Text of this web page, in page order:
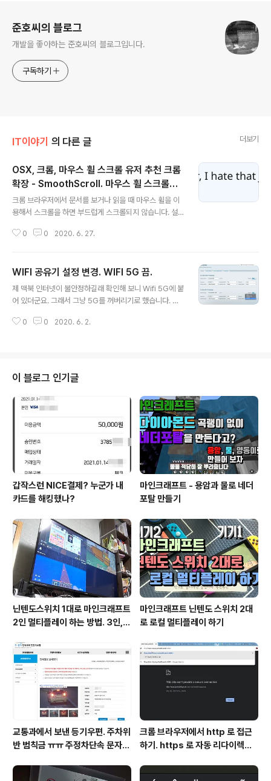
준호씨의 블로그
개발을 좋아하는 준호씨의 블로그입니다.
구독하기
IT이야기 의 다른 글 더보기
OSX, 크롬, 마우스 휠 스크롤 유저 추천 크롬
확장 - SmoothScroll. 마우스 휠 스크롤을
부드럽게
크롬 브라우저에서 문서를 보거나 읽을 때 마우스 휠을 이
용해서 스크롤을 하면 부드럽게 스크롤되지 않습니다. 설
영어로 딱딱하게 스크롤링되는 것을 jagged scrolling이
는 스크롤이 휙휙 지나가면 헷갈리게 되더라고요. chrom
e://flags의 Smooth Scrolling 실험 기능 크롬에서는
그런 것을 보완하기 위해서 인지 Smooth Scrolling이라
서 Smooth Scrolling을 찾아서 활성화시켜주면 됩니다.
0 0 2020. 6. 27.
WIFI 공유기 설정 변경. WIFI 5G 끔.
제 맥북 인터넷이 불안정하길래 확인해 보니 Wifi 5G에 붙
어 있더군요. 그래서 그냥 5G를 꺼버리기로 했습니다. 지
되었던 거 같습니다. wifi 공유기 설정. 불안정한 5G. 설정
괜찮아졌습니다. 집에서 컴퓨터나 휴대폰으로 인터넷으로
하 junho85.pe.kr Network: ON을 OFF로 바꾸면 꺼
집니다. 공유기가 재시작되니 뭔가 작업을 하고 있었으면
미리 저장해 두시는 게 좋습니다. 기존에 5G는 크롬캐스트
말고는 제대로 되는 게 없어서 그냥 끄는 ..
0 0 2020. 6. 2.
이 블로그 인기글
갑작스런 NICE결제? 누군가 내
카드를 해킹했나?
마인크래프트 - 용암과 물로 네더
포탈 만들기
닌텐도스위치 1대로 마인크래프트
2인 멀티플레이 하는 방법. 3인, 4
마인크래프트 닌텐도 스위치 2대
로 로컬 멀티플레이 하기
교통과에서 보낸 등기우편. 주차위
반 범칙금 ㅠㅠ 주정차단속 문자알
크롬 브라우저에서 http 로 접근
하기. https 로 자동 리다이렉트